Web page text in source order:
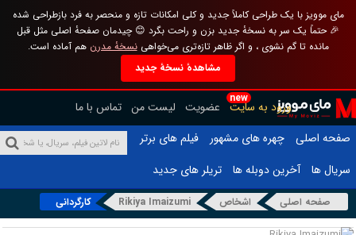
مای موویز با یک طراحی کاملاً جدید و کلی امکانات تازه و منحصر به فرد بازطراحی شده
🎉 حتماً یک سر به نسخهٔ جدید بزن و راحت بگرد 😊 چیدمان صفحهٔ اصلی مثل قبل
مانده تا گم نشوی ، و اگر ظاهر تازه‌تری می‌خواهینسخهٔ مدرن هم آماده است.
مشاهدهٔ نسخهٔ جدید
new
ورود به سایت عضویت لیست من تماس با ما
صفحه اصلی
چهره های مشهور
فیلم های برتر
سریال ها
آخرین دوبله ها تریلر های جدید
صفحه اصلی اشخاص Rikiya Imaizumi کارگردانی